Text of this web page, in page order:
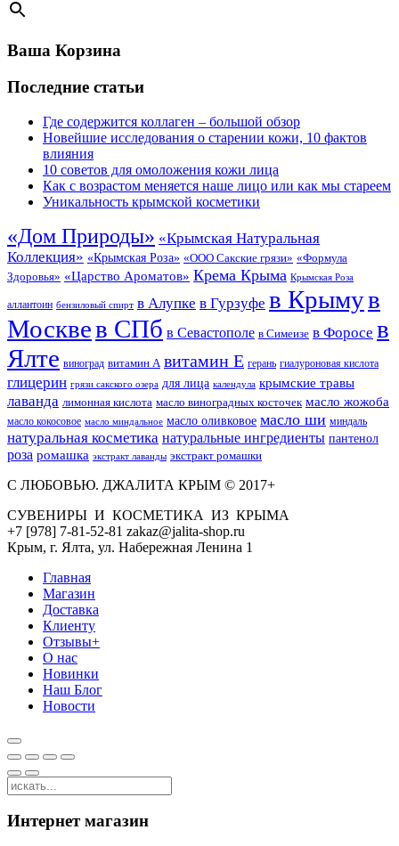
Ваша Корзина
Последние статьи
Где содержится коллаген – большой обзор
Новейшие исследования о старении кожи, 10 фактов
влияния
10 советов для омоложения кожи лица
Как с возрастом меняется наше лицо или как мы стареем
Уникальность крымской косметики
«Дом Природы» «Крымская Натуральная
Коллекция» «Крымская Роза» «ООО Сакские грязи» «Формула
Здоровья» «Царство Ароматов» Крема Крыма Крымская Роза
аллантоин бензиловый спирт в Алупке в Гурзуфе в Крымув
Москвев СПб в Севастополе в Симеизе в Форосе в
Ялте виноград витамин А витамин Е герань гиалуроновая кислота
глицерин грязи сакского озера для лица календула крымские травы
лаванда лимонная кислота масло виноградных косточек масло жожоба
масло кокосовое масло миндальное масло оливковое масло ши миндаль
натуральная косметика натуральные ингредиенты пантенол
роза ромашка экстракт лаванды экстракт ромашки
С ЛЮБОВЬЮ. ДЖАЛИТА КРЫМ © 2017+
СУВЕНИРЫ И КОСМЕТИКА ИЗ КРЫМА
+7 [978] 7-81-52-81 zakaz@jalita-shop.ru
Крым, г. Ялта, ул. Набережная Ленина 1
Главная
Магазин
Доставка
Клиенту
Отзывы+
О нас
Новинки
Наш Блог
Новости
Интернет магазин